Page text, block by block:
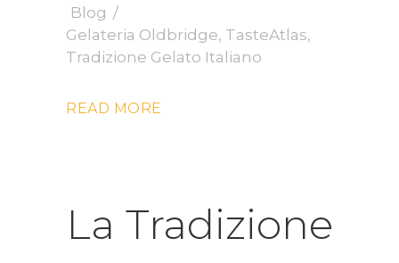
Blog
Gelateria Oldbridge, TasteAtlas,
Tradizione Gelato Italiano
READ MORE
La Tradizione